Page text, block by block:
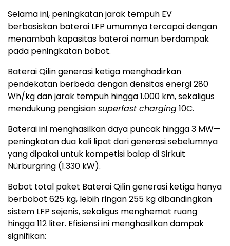
Selama ini, peningkatan jarak tempuh EV
berbasiskan baterai LFP umumnya tercapai dengan
menambah kapasitas baterai namun berdampak
pada peningkatan bobot.
Baterai Qilin generasi ketiga menghadirkan
pendekatan berbeda dengan densitas energi 280
Wh/kg dan jarak tempuh hingga 1.000 km, sekaligus
mendukung pengisiansuperfast charging10C.
Baterai ini menghasilkan daya puncak hingga 3 MW—
peningkatan dua kali lipat dari generasi sebelumnya
yang dipakai untuk kompetisi balap di Sirkuit
Nürburgring (1.330 kW).
Bobot total paket Baterai Qilin generasi ketiga hanya
berbobot 625 kg, lebih ringan 255 kg dibandingkan
sistem LFP sejenis, sekaligus menghemat ruang
hingga 112 liter. Efisiensi ini menghasilkan dampak
signifikan: